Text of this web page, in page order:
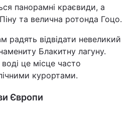
панорамні краєвиди, а
та велична ротонда Гоцо.
радять відвідати невеликий
Блакитну лагуну.
це місце часто
курортами.
Європи